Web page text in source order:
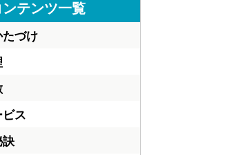
ンテンツ一覧
たづけ
ス
訣